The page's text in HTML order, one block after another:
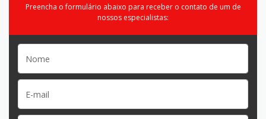
Preencha o formulário abaixo para receber o contato de um de
nossos especialistas: